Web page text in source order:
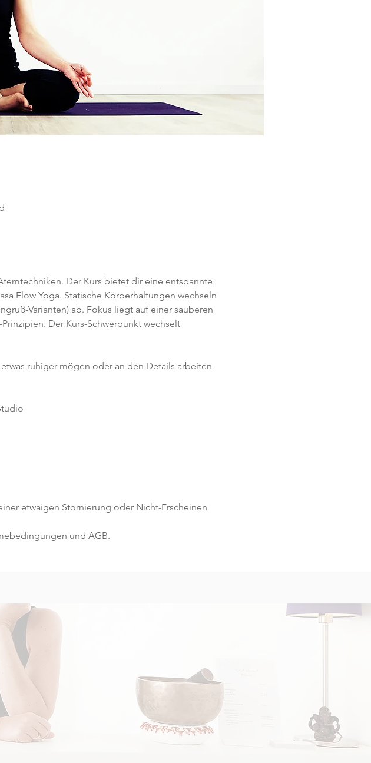
Der Kurs bietet dir eine entspannte
Flow Yoga. Statische Körperhaltungen wechseln
Varianten) ab. Fokus liegt auf einer sauberen
Der Kurs-Schwerpunkt wechselt
ruhiger mögen oder an den Details arbeiten
etwaigen Stornierung oder Nicht-Erscheinen
und AGB.